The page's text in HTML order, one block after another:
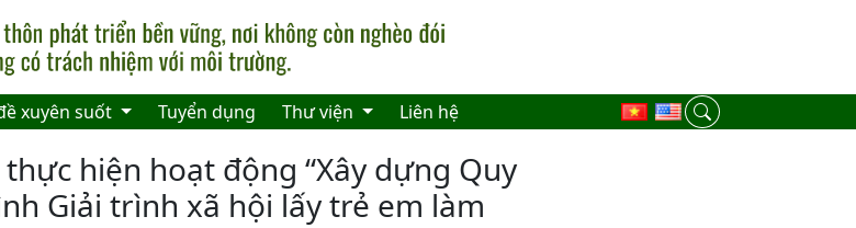
xuyên suốt Tuyển dụng Thư viện Liên hệ
hiện hoạt động “Xây dựng Quy
Giải trình xã hội lấy trẻ em làm